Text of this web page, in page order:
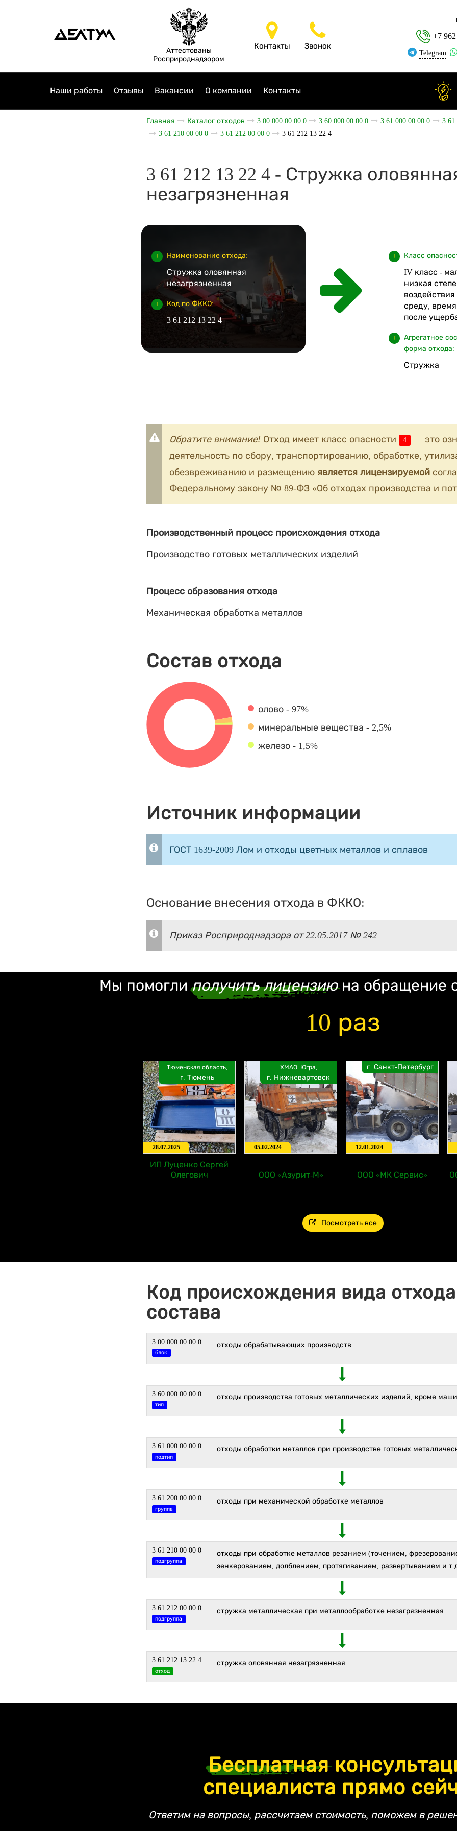
Аттестованы
Росприроднадзором
Контакты Звонок
+7
Telegram
Наши работы Отзывы Вакансии О компании Контакты
Главная Каталог отходов 3 00 000 00 00 0 3 60 000 00 00 0 3 61 000 00 00 0
3 61
3 61 210 00 00 0
3 61 212 00 00 0 3 61 212 13 22 4
3 61 212 13 22 4 - Стружка
незагрязненная
Наименование отхода:
Стружка оловянная
незагрязненная
Код по ФККО:
3 61 212 13 22 4
Класс
IV класс -
низкая
среду,
после
Агрегатное
форма отхода:
Стружка
Обратите внимание! Отход имеет класс опасности 4
— это
деятельность по сбору, транспортированию, обработке,
обезвреживанию и размещению является лицензируемой
Федеральному закону № 89-ФЗ «Об отходах производства и
Производственный процесс происхождения отхода
Производство готовых металлических изделий
Процесс образования отхода
Механическая обработка металлов
Состав отхода
олово - 97%
минеральные вещества - 2,5%
железо - 1,5%
Источник информации
ГОСТ 1639-2009 Лом и отходы цветных металлов и сплавов
Основание внесения отхода в ФККО:
Приказ Росприроднадзора от 22.05.2017 № 242
Мы помоглиполучить лицензиюна обращение
10 раз
Тюменская область,
г. Тюмень
28.07.2025
ИП Луценко Сергей
Олегович
ХМАО–Югра,
г. Нижневартовск
05.02.2024
ООО «Азурит-М»
г. Санкт-Петербург
12.01.2024
ООО «МК Сервис»
Посмотреть все
Код происхождения вида
состава
3 00 000 00 00 0
блок
отходы обрабатывающих производств
3 60 000 00 00 0
тип
отходы производства готовых металлических изделий, кроме
3 61 000 00 00 0
подтип
отходы обработки металлов при производстве готовых
3 61 200 00 00 0
группа
отходы при механической обработке металлов
3 61 210 00 00 0
подгруппа
отходы при обработке металлов резанием (точением,
зенкерованием, долблением, протягиванием, развертыванием и
3 61 212 00 00 0
подгруппа
стружка металлическая при металлообработке незагрязненная
3 61 212 13 22 4
отход
стружка оловянная незагрязненная
Бесплатная
специалиста прямо
Ответим на вопросы, рассчитаем стоимость, поможем в